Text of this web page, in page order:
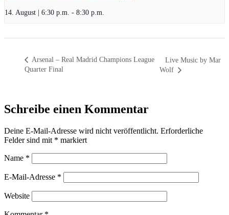
14. August | 6:30 p.m. - 8:30 p.m.
Arsenal – Real Madrid Champions League
Quarter Final
Live Music by Mar
Wolf
Schreibe einen Kommentar
Deine E-Mail-Adresse wird nicht veröffentlicht. Erforderliche
Felder sind mit * markiert
Name *
E-Mail-Adresse *
Website